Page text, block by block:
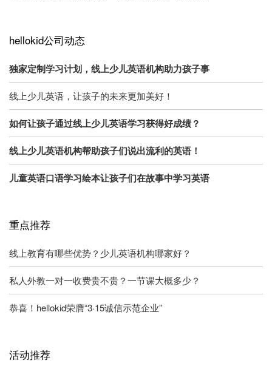
hellokid公司动态
独家定制学习计划，线上少儿英语机构助力孩子事
线上少儿英语，让孩子的未来更加美好！
如何让孩子通过线上少儿英语学习获得好成绩？
线上少儿英语机构帮助孩子们说出流利的英语！
儿童英语口语学习绘本让孩子们在故事中学习英语
重点推荐
线上教育有哪些优势？少儿英语机构哪家好？
私人外教一对一收费贵不贵？一节课大概多少？
恭喜！hellokid荣膺“3·15诚信示范企业”
活动推荐